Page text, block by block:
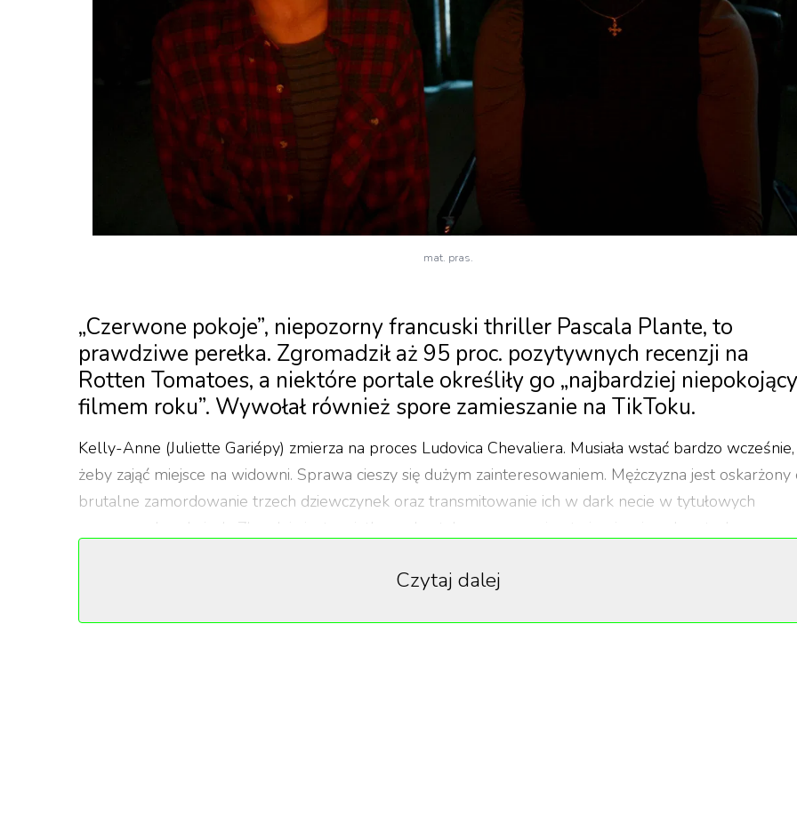
mat. pras.
„Czerwone pokoje”, niepozorny francuski thriller Pascala Plante, to
prawdziwe perełka. Zgromadził aż 95 proc. pozytywnych recenzji na
Rotten Tomatoes, a niektóre portale określiły go „najbardziej
filmem roku”. Wywołał również spore zamieszanie na TikToku.
Kelly-Anne (Juliette Gariépy) zmierza na proces Ludovica Chevaliera. Musiała wstać bardzo wcześnie,
żeby zająć miejsce na widowni. Sprawa cieszy się dużym zainteresowaniem. Mężczyzna jest oskarżony
brutalne zamordowanie trzech dziewczynek oraz transmitowanie ich w dark necie w tytułowych
czerwonych pokojach. Zbrodnia jest wyjątkowo brutalna – w mowie otwierającej prokuratorka
Czytaj dalej